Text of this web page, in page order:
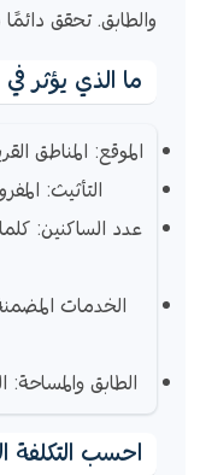
والطابق. تحقق دائمًا
ما الذي يؤثر
الموقع: المناطق
التأثيث:
عدد الساكنين:
الخدمات
الطابق والمساحة:
احسب التكلفة